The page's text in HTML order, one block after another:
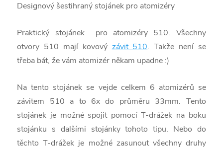
Designový šestihraný stojánek pro atomizéry
Praktický stojánek pro atomizéry 510. Všechny
otvory 510 mají kovový závit 510. Takže není se
třeba bát, že vám atomizér někam upadne :)
Na tento stojánek se vejde celkem 6 atomizérů se
závitem 510 a to 6x do průměru 33mm. Tento
stojánek je možné spojit pomocí T-drážek na boku
stojánku s dalšími stojánky tohoto tipu. Nebo do
těchto T-drážek je možné zasunout všechny druhy